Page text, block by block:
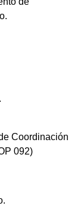
Coordinación
092)